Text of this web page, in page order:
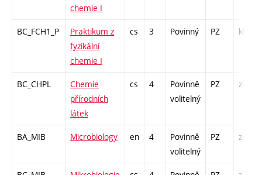
chemie I
BC_FCH1_P
Praktikum z
fyzikální
chemie I
cs 3 Povinný PZ kl
BC_CHPL
Chemie
přírodních
látek
cs 4
Povinně
volitelný
PZ zk
BA_MIB Microbiology en 4
Povinně
volitelný
PZ zk